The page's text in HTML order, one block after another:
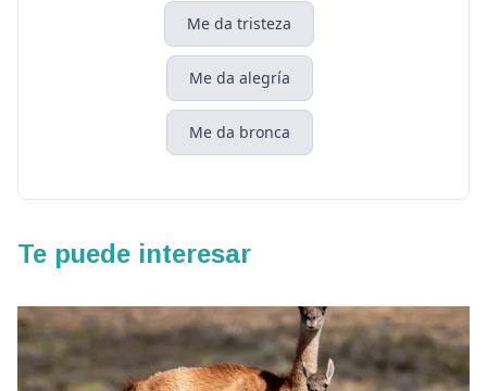
Me da tristeza
Me da alegría
Me da bronca
Te puede interesar